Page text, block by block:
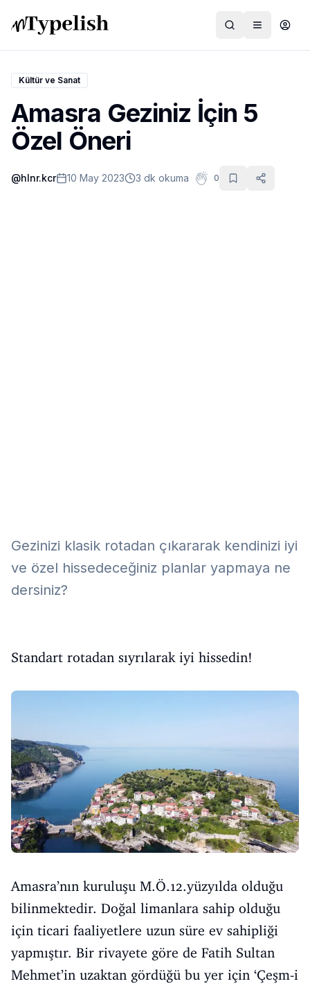
Dünya
Film ve Dizi
Kültür ve Sanat
Kültür ve Sanat
Amasra Geziniz İçin 5
Özel Öneri
@hlnr.kcr 10 May 2023 3 dk okuma 0
Gezinizi klasik rotadan çıkararak kendinizi iyi
ve özel hissedeceğiniz planlar yapmaya ne
dersiniz?
Standart rotadan sıyrılarak iyi hissedin!
Amasra’nın kuruluşu M.Ö.12.yüzyılda olduğu
bilinmektedir. Doğal limanlara sahip olduğu
için ticari faaliyetlere uzun süre ev sahipliği
yapmıştır. Bir rivayete göre de Fatih Sultan
Mehmet’in uzaktan gördüğü bu yer için ‘Çeşm-i